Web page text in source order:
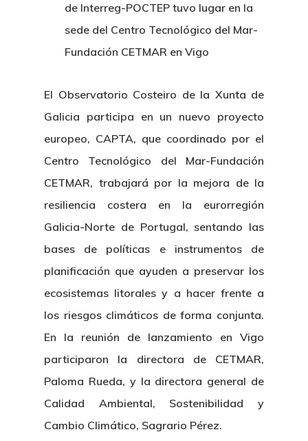
de Interreg-POCTEP tuvo lugar en la
sede del Centro Tecnológico del Mar-
Fundación CETMAR en Vigo
El Observatorio Costeiro de la Xunta de
Galicia participa en un nuevo proyecto
europeo, CAPTA, que coordinado por el
Centro Tecnológico del Mar-Fundación
CETMAR, trabajará por la mejora de la
resiliencia costera en la eurorregión
Galicia-Norte de Portugal, sentando las
bases de políticas e instrumentos de
planificación que ayuden a preservar los
ecosistemas litorales y a hacer frente a
los riesgos climáticos de forma conjunta.
En la reunión de lanzamiento en Vigo
participaron la directora de CETMAR,
Paloma Rueda, y la directora general de
Calidad Ambiental, Sostenibilidad y
Cambio Climático, Sagrario Pérez.